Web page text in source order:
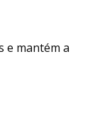
e mantém a